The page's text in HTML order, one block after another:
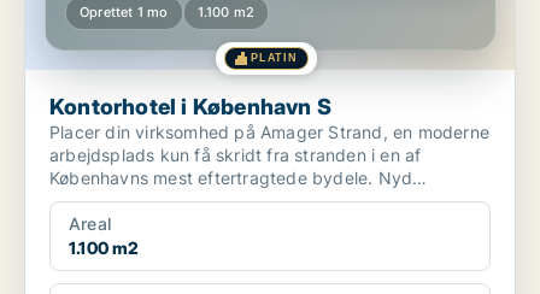
Oprettet 1 mo 1.100 m2
PLATIN
Kontorhotel i København S
Placer din virksomhed på Amager Strand, en moderne
arbejdsplads kun få skridt fra stranden i en af
Københavns mest eftertragtede bydele. Nyd
balancen mellem ...
Areal
1.100 m2